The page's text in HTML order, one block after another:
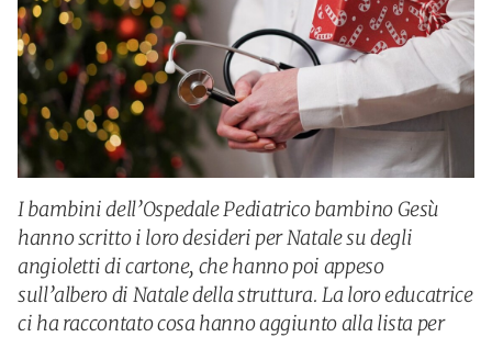
I bambini dell’Ospedale Pediatrico bambino Gesù
hanno scritto i loro desideri per Natale su degli
angioletti di cartone, che hanno poi appeso
sull’albero di Natale della struttura. La loro educatrice
ci ha raccontato cosa hanno aggiunto alla lista per